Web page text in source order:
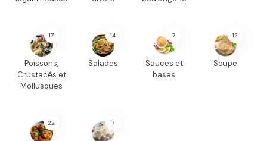
17
Poissons,
Crustacés et
Mollusques
14
Salades
7
Sauces et
bases
12
Soupe
22 7